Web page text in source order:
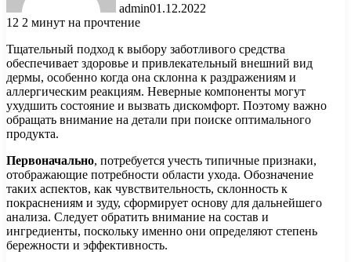
admin01.12.2022
12 2 минут на прочтение
Тщательный подход к выбору заботливого средства
обеспечивает здоровье и привлекательный внешний вид
дермы, особенно когда она склонна к раздражениям и
аллергическим реакциям. Неверные компоненты могут
ухудшить состояние и вызвать дискомфорт. Поэтому важно
обращать внимание на детали при поиске оптимального
продукта.
Первоначально, потребуется учесть типичные признаки,
отображающие потребности области ухода. Обозначение
таких аспектов, как чувствительность, склонность к
покраснениям и зуду, сформирует основу для дальнейшего
анализа. Следует обратить внимание на состав и
ингредиенты, поскольку именно они определяют степень
бережности и эффективность.